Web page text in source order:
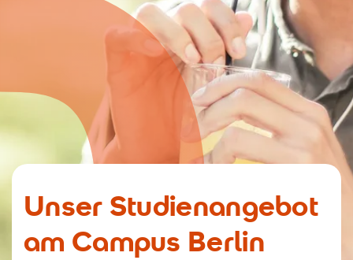
Unser Studienangebot
am Campus Berlin